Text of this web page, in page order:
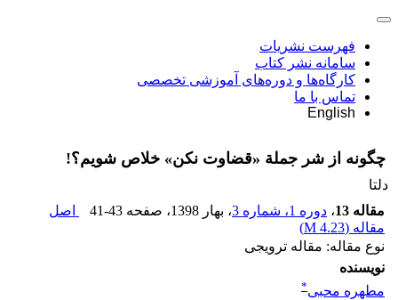
فهرست نشریات
سامانه نشر کتاب
کارگاه‌ها و دوره‌های آموزشی تخصصی
تماس با ما
English
چگونه از شر جملة «قضاوت نکن» خلاص شویم؟!
دلتا
مقاله 13
، دوره 1، شماره 3 ، بهار 1398 ، صفحه 41-43
اصل
مقاله (4.23 M
)
نوع مقاله: مقاله ترویجی
نویسنده
مطهره محبی*